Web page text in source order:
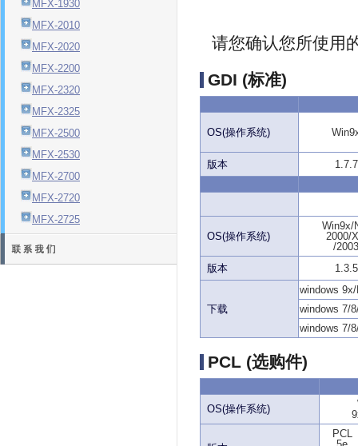
MFX-1930
MFX-2010
MFX-2020
MFX-2200
MFX-2320
MFX-2325
MFX-2500
MFX-2530
MFX-2700
MFX-2720
MFX-2725
请您确认您所使用
GDI (标准)
OS(操作系统)
版本 1.7.7
OS(操作系统)
Win9x/
2000/
/2003
版本
1.3.5
下载
windows
windows 7/
windows 7/
PCL (选购件)
OS(操作系统)
PCL